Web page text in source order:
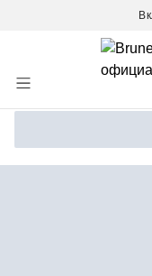
Content